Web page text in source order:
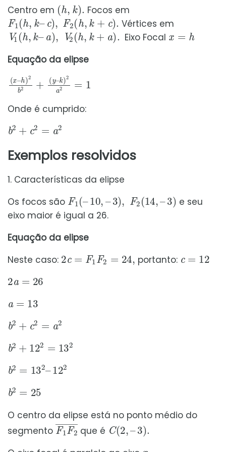
Centro em Focos em
F1(h,k–c) F2(h,k +c).
Vértices em
V1(h, k– a), V2(h,k+ a ).
Eixo Focal
x=
Equação da elipse
(x–h b2+(y
k)2a
Onde é cumprido:
b2 c2 2
Exemplos resolvidos
1. Características da elipse
Os focos são
F1 (– 10, 3), 2(14, –
e seu
eixo maior é igual a 26.
Equação da elipse
Neste caso:
2 1F 2= ,
portanto:
12
2
26
13
b2 c2
2
b2 122 132
b2 132–
12
b2 25
O centro da elipse está no ponto médio do
segmento
F1F2¯
que é
C(2 ,–3).